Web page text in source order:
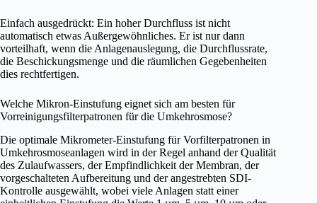
Einfach ausgedrückt: Ein hoher Durchfluss ist nicht
automatisch etwas Außergewöhnliches. Er ist nur dann
vorteilhaft, wenn die Anlagenauslegung, die Durchflussrate,
die Beschickungsmenge und die räumlichen Gegebenheiten
dies rechtfertigen.
Welche Mikron-Einstufung eignet sich am besten für
Vorreinigungsfilterpatronen für die Umkehrosmose?
Die optimale Mikrometer-Einstufung für Vorfilterpatronen in
Umkehrosmoseanlagen wird in der Regel anhand der Qualität
des Zulaufwassers, der Empfindlichkeit der Membran, der
vorgeschalteten Aufbereitung und der angestrebten SDI-
Kontrolle ausgewählt, wobei viele Anlagen statt einer